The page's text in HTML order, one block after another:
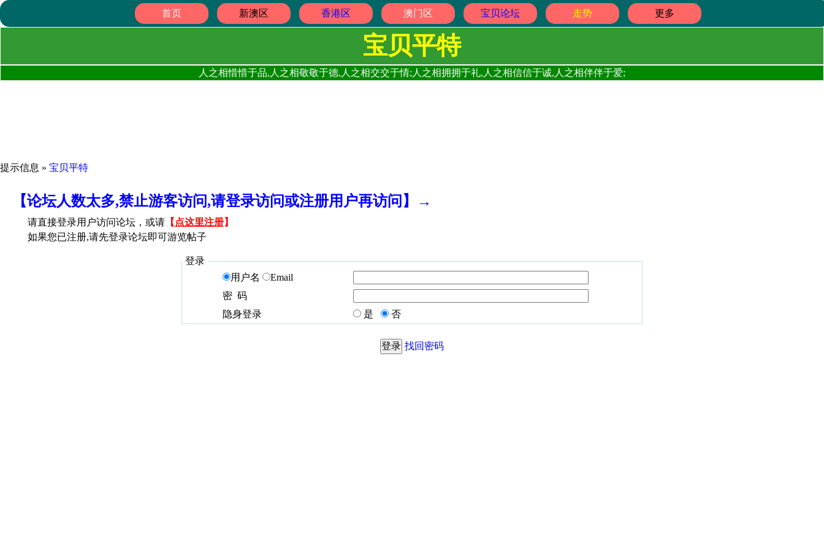
首页 新澳区 香港区 澳门区 宝贝论坛 走势 更多
宝贝平特
人之相惜惜于品,人之相敬敬于德,人之相交交于情;人之相拥拥于礼,人之相信信于诚,人之相伴伴于爱;
提示信息 » 宝贝平特
【论坛人数太多,禁止游客访问,请登录访问或注册用户再访问】→
请直接登录用户访问论坛，或请 【 点这里注册】
如果您已注册,请先登录论坛即可游览帖子
登录
用户名
Email
密 码
隐身登录
是 否
找回密码